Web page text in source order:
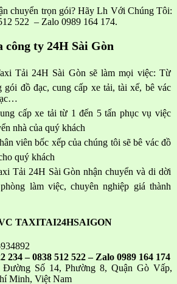
chuyển trọn gói? Hãy Lh Với Chúng Tôi:
522 – Zalo 0989 164 174.
công ty 24H Sài Gòn
Tải 24H Sài Gòn sẽ làm mọi việc: Từ
gói đồ đạc, cung cấp xe tải, tài xế, bê vác
cấp xe tải từ 1 đến 5 tấn phục vụ việc
nhà của quý khách
viên bốc xếp của chúng tôi sẽ bê vác đồ
quý khách
Tải 24H Sài Gòn nhận chuyển và di dời
làm việc, chuyên nghiệp giá thành
TAXITAI24HSAIGON
234 – 0838 512 522 – Zalo 0989 164 174
Số 14, Phường 8, Quận Gò Vấp,
Minh, Việt Nam